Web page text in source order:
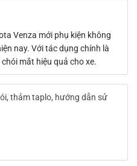
Venza mới phụ kiện không
nay. Với tác dụng chính là
mắt hiệu quả cho xe.
thảm taplo, hướng dẫn sử